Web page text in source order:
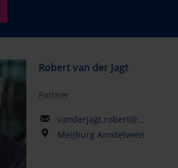
Robert van der Jagt
Partner
vanderjagt.robert@kpmg.com
Meijburg Amstelveen